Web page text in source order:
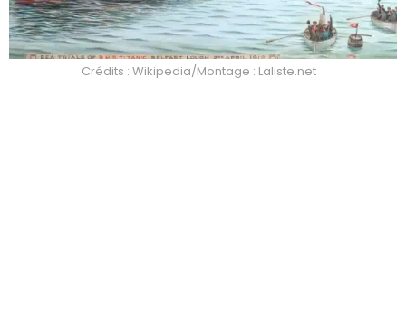
Crédits : Wikipedia/Montage : Laliste.net